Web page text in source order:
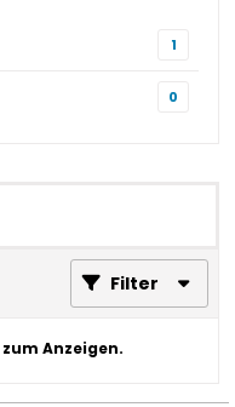
1
0
Filter
Anzeigen.